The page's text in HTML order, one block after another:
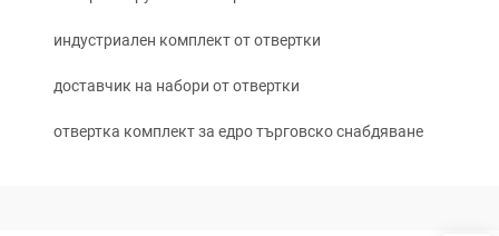
индустриален комплект от отвертки
доставчик на набори от отвертки
отвертка комплект за едро търговско снабдяване